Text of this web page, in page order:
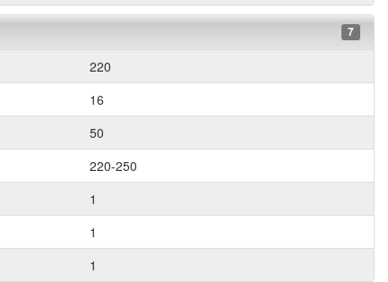
7
220
16
50
220-250
1
1
1